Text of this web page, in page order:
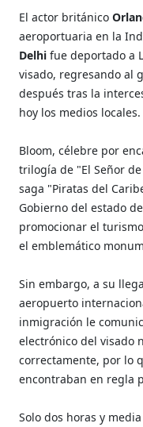
El actor británico
aeroportuaria en la
Delhi fue deportado a
visado, regresando al
después tras la
hoy los medios locales.
Bloom, célebre por
trilogía de "El Señor
saga "Piratas del
Gobierno del estado
promocionar el
el emblemático
Sin embargo, a su
aeropuerto
inmigración le
electrónico del visado
correctamente, por lo
encontraban en regla
Solo dos horas y